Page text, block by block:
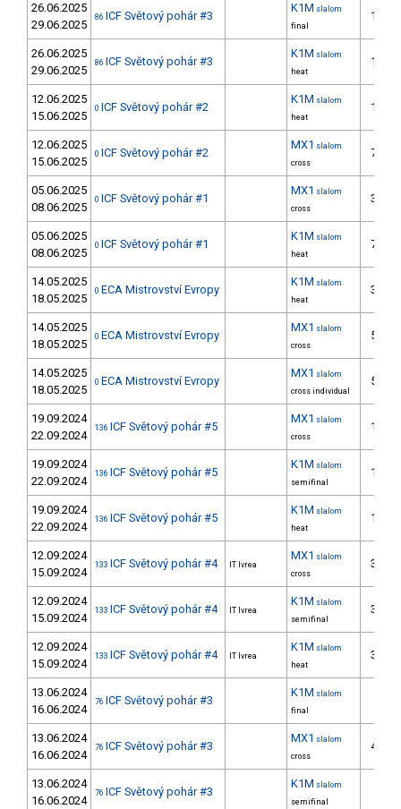
26.06.2025
29.06.2025
86 ICF Světový pohár #3
K1M slalom
final
10.
26.06.2025
29.06.2025
86 ICF Světový pohár #3
K1M slalom
heat
10.
12.06.2025
15.06.2025
0 ICF Světový pohár #2
K1M slalom
heat
16.
12.06.2025
15.06.2025
0 ICF Světový pohár #2
MX1 slalom
cross
74.
05.06.2025
08.06.2025
0 ICF Světový pohár #1
MX1 slalom
cross
38.
05.06.2025
08.06.2025
0 ICF Světový pohár #1
K1M slalom
heat
72.
14.05.2025
18.05.2025
0 ECA Mistrovství Evropy
K1M slalom
heat
36.
14.05.2025
18.05.2025
0 ECA Mistrovství Evropy
MX1 slalom
cross
50.
14.05.2025
18.05.2025
0 ECA Mistrovství Evropy
MX1 slalom
cross individual
50.
19.09.2024
22.09.2024
136 ICF Světový pohár #5
MX1 slalom
cross
16.
19.09.2024
22.09.2024
136 ICF Světový pohár #5
K1M slalom
semifinal
15.
19.09.2024
22.09.2024
136 ICF Světový pohár #5
K1M slalom
heat
15.
12.09.2024
15.09.2024
133 ICF Světový pohár #4 IT Ivrea
MX1 slalom
cross
31.
12.09.2024
15.09.2024
133 ICF Světový pohár #4 IT Ivrea
K1M slalom
semifinal
36.
12.09.2024
15.09.2024
133 ICF Světový pohár #4 IT Ivrea
K1M slalom
heat
36.
13.06.2024
16.06.2024
76 ICF Světový pohár #3
K1M slalom
final
13.06.2024
16.06.2024
76 ICF Světový pohár #3
MX1 slalom
cross
45.
13.06.2024
16.06.2024
76 ICF Světový pohár #3
K1M slalom
semifinal